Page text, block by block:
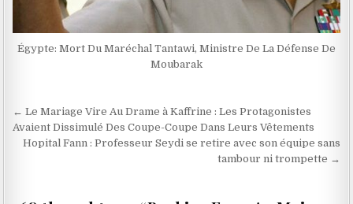
Égypte: Mort Du Maréchal Tantawi, Ministre De La Défense De
Moubarak
Navigation
de
l’article
← Le Mariage Vire Au Drame à Kaffrine : Les Protagonistes
Avaient Dissimulé Des Coupe-Coupe Dans Leurs Vêtements
Hopital Fann : Professeur Seydi se retire avec son équipe sans
tambour ni trompette →